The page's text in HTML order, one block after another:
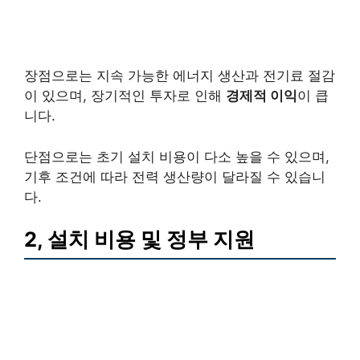
장점으로는 지속 가능한 에너지 생산과 전기료 절감
이 있으며, 장기적인 투자로 인해 경제적 이익이 큽
니다.
단점으로는 초기 설치 비용이 다소 높을 수 있으며,
기후 조건에 따라 전력 생산량이 달라질 수 있습니
다.
2, 설치 비용 및 정부 지원